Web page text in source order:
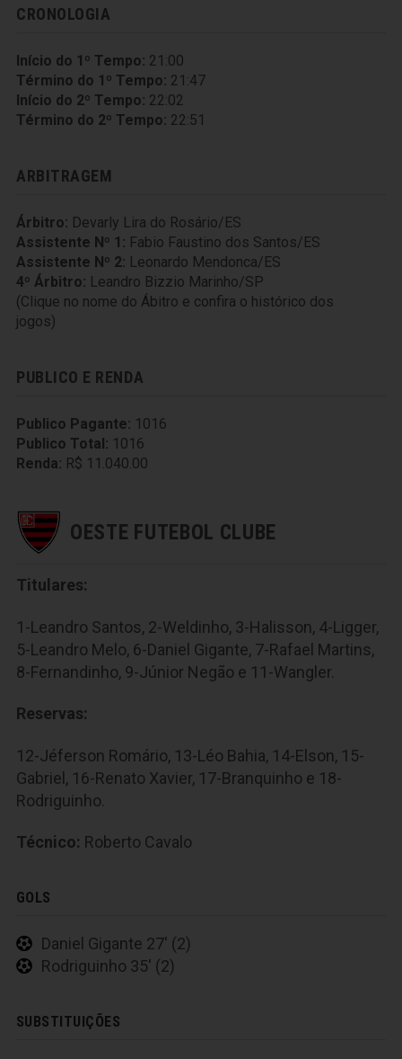
CRONOLOGIA
Início do 1º Tempo: 21:00
Término do 1º Tempo: 21:47
Início do 2º Tempo: 22:02
Término do 2º Tempo: 22:51
ARBITRAGEM
Árbitro: Devarly Lira do Rosário/ES
Assistente Nº 1: Fabio Faustino dos Santos/ES
Assistente Nº 2: Leonardo Mendonca/ES
4º Árbitro: Leandro Bizzio Marinho/SP
(Clique no nome do Ábitro e confira o histórico dos
jogos)
PUBLICO E RENDA
Publico Pagante: 1016
Publico Total: 1016
Renda: R$ 11.040.00
OESTE FUTEBOL CLUBE
Titulares:
1-Leandro Santos, 2-Weldinho, 3-Halisson, 4-Ligger,
5-Leandro Melo, 6-Daniel Gigante, 7-Rafael Martins,
8-Fernandinho, 9-Júnior Negão e 11-Wangler.
Reservas:
12-Jéferson Romário, 13-Léo Bahia, 14-Elson, 15-
Gabriel, 16-Renato Xavier, 17-Branquinho e 18-
Rodriguinho.
Técnico: Roberto Cavalo
GOLS
Daniel Gigante 27' (2)
Rodriguinho 35' (2)
SUBSTITUIÇÕES